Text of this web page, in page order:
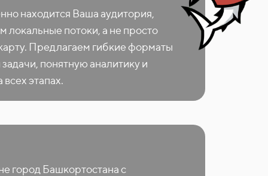
находится Ваша аудитория,
локальные потоки, а не просто
Предлагаем гибкие форматы
понятную аналитику и
этапах.
город Башкортостана с